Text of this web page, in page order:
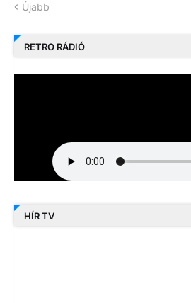
Újabb
RETRO RÁDIÓ
HÍR TV